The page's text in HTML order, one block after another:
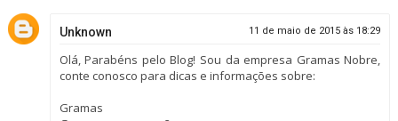
Unknown 11 de maio de 2015 às 18:29
Olá, Parabéns pelo Blog! Sou da empresa Gramas Nobre,
conte conosco para dicas e informações sobre:
Gramas